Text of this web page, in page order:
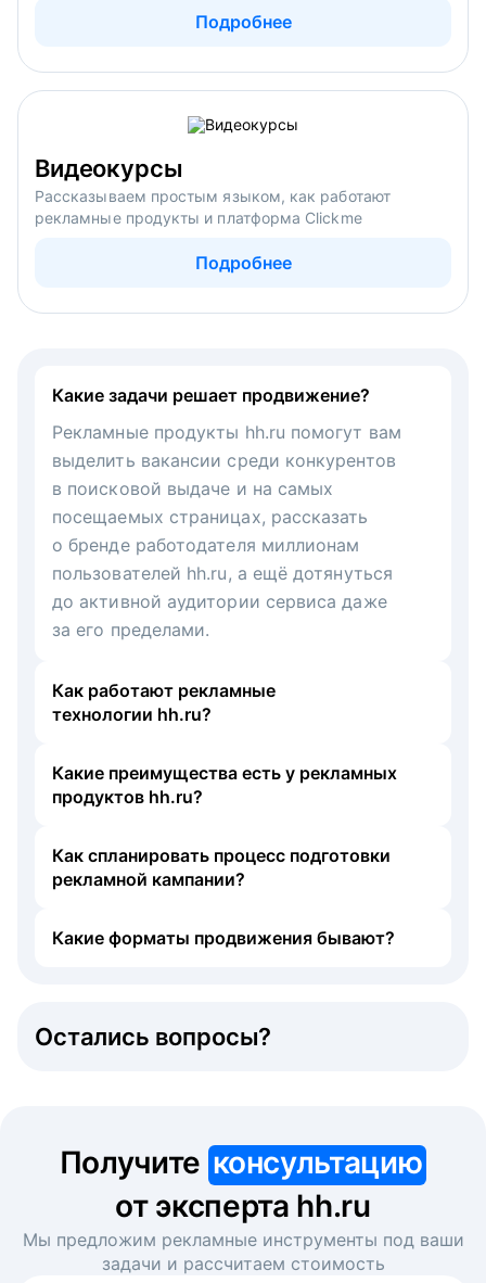
Подробнее
Видеокурсы
Рассказываем простым языком, как работают
рекламные продукты и платформа Clickme
Подробнее
Какие задачи решает продвижение?
Рекламные продукты hh.ru помогут вам
выделить вакансии среди конкурентов
в поисковой выдаче и на самых
посещаемых страницах, рассказать
о бренде работодателя миллионам
пользователей hh.ru, а ещё дотянуться
до активной аудитории сервиса даже
за его пределами.
Как работают рекламные
технологии hh.ru?
Какие преимущества есть у рекламных
продуктов hh.ru?
Как спланировать процесс подготовки
рекламной кампании?
Какие форматы продвижения бывают?
Остались вопросы?
Получите консультацию
от эксперта hh.ru
Мы предложим рекламные инструменты под ваши
задачи и рассчитаем стоимость